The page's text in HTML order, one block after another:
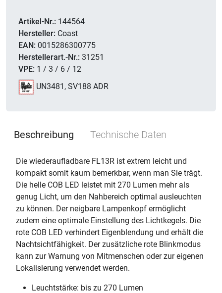
Artikel-Nr.: 144564
Hersteller: Coast
EAN: 0015286300775
Herstellerart.-Nr.: 31251
VPE: 1 / 3 / 6 / 12
UN3481, SV188 ADR
Beschreibung Technische Daten
Die wiederaufladbare FL13R ist extrem leicht und
kompakt somit kaum bemerkbar, wenn man Sie trägt.
Die helle COB LED leistet mit 270 Lumen mehr als
genug Licht, um den Nahbereich optimal ausleuchten
zu können. Der neigbare Lampenkopf ermöglicht
zudem eine optimale Einstellung des Lichtkegels. Die
rote COB LED verhindert Eigenblendung und erhält die
Nachtsichtfähigkeit. Der zusätzliche rote Blinkmodus
kann zur Warnung von Mitmenschen oder zur eigenen
Lokalisierung verwendet werden.
Leuchtstärke: bis zu 270 Lumen